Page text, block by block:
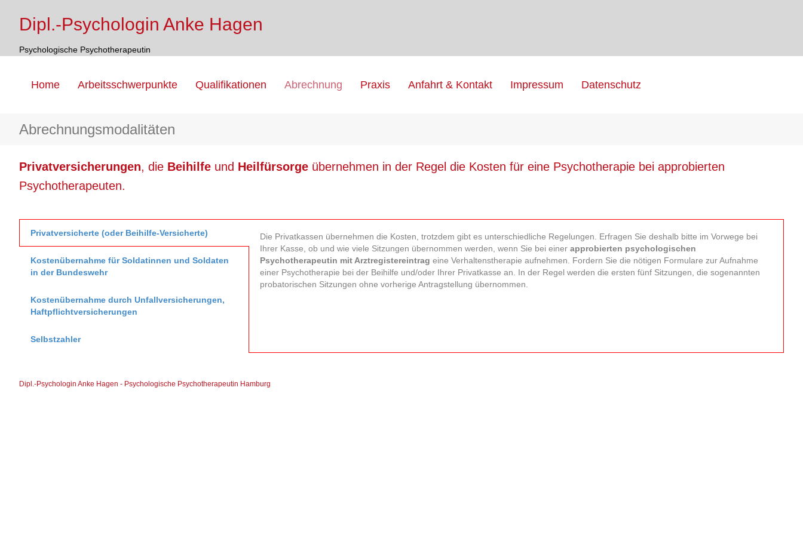
Dipl.-Psychologin Anke Hagen
Psychologische Psychotherapeutin
Home Arbeitsschwerpunkte Qualifikationen Abrechnung Praxis Anfahrt & Kontakt Impressum Datenschutz
Abrechnungsmodalitäten
Privatversicherungen, die Beihilfe und Heilfürsorge übernehmen in der Regel die Kosten für eine Psychotherapie bei approbierten
Psychotherapeuten.
Privatversicherte (oder Beihilfe-Versicherte)
Kostenübernahme für Soldatinnen und Soldaten
in der Bundeswehr
Kostenübernahme durch Unfallversicherungen,
Haftpflichtversicherungen
Selbstzahler
Die Privatkassen übernehmen die Kosten, trotzdem gibt es unterschiedliche Regelungen. Erfragen Sie deshalb bitte im Vorwege bei
Ihrer Kasse, ob und wie viele Sitzungen übernommen werden, wenn Sie bei einer approbierten psychologischen
Psychotherapeutin mit Arztregistereintrag eine Verhaltenstherapie aufnehmen. Fordern Sie die nötigen Formulare zur Aufnahme
einer Psychotherapie bei der Beihilfe und/oder Ihrer Privatkasse an. In der Regel werden die ersten fünf Sitzungen, die sogenannten
probatorischen Sitzungen ohne vorherige Antragstellung übernommen.
Dipl.-Psychologin Anke Hagen - Psychologische Psychotherapeutin Hamburg